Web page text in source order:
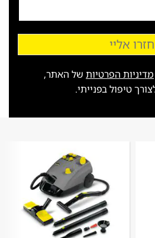
חזרו אליי
מדיניות הפרטיות של האתר,
טיפול בפנייתי.